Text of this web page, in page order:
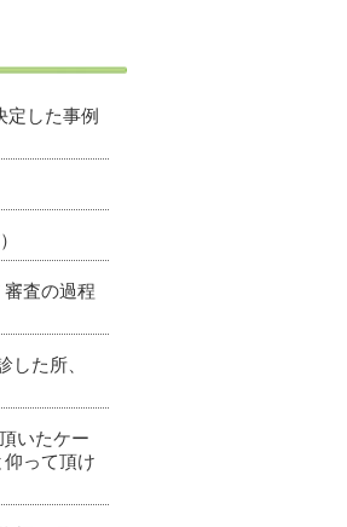
定した事例
審査の過程
した所、
いたケー
って頂け